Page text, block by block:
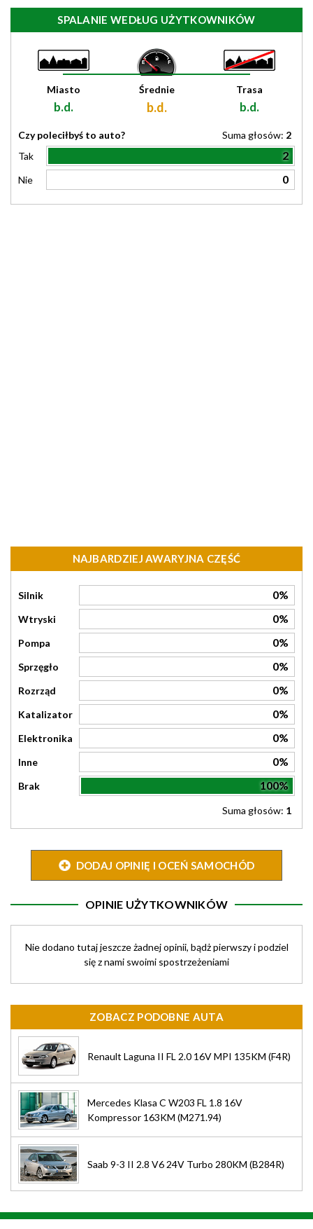
SPALANIE WEDŁUG UŻYTKOWNIKÓW
Miasto
b.d.
Średnie
b.d.
Trasa
b.d.
Czy poleciłbyś to auto? Suma głosów: 2
Tak
2
Nie 0
NAJBARDZIEJ AWARYJNA CZĘŚĆ
Silnik 0%
Wtryski 0%
Pompa 0%
Sprzęgło 0%
Rozrząd 0%
Katalizator 0%
Elektronika 0%
Inne 0%
Brak 100%
Suma głosów: 1
DODAJ OPINIĘ I OCEŃ SAMOCHÓD
OPINIE UŻYTKOWNIKÓW
Nie dodano tutaj jeszcze żadnej opinii, bądż pierwszy i podziel
się z nami swoimi spostrzeżeniami
ZOBACZ PODOBNE AUTA
Renault Laguna II FL 2.0 16V MPI 135KM (F4R)
Mercedes Klasa C W203 FL 1.8 16V
Kompressor 163KM (M271.94)
Saab 9-3 II 2.8 V6 24V Turbo 280KM (B284R)